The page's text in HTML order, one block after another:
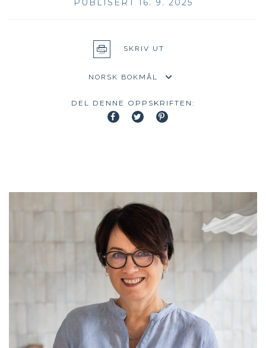
SKRIV UT
DEL DENNE OPPSKRIFTEN: